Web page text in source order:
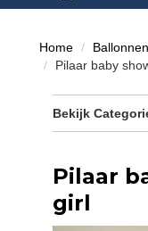
Home
Pilaar baby
Bekijk
Pilaar
girl